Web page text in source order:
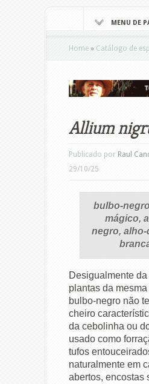
MENU DE
Home » Catálogo de
Allium
Publicado por Raul
29/10/25
bulbo-
mágico,
negro, alho-
Desigualmente
plantas da
bulbo-negro não
cheiro
da cebolinha ou
usado como
tufos
naturalmente em
abertos, encostas